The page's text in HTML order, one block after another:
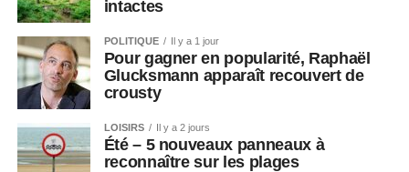
intactes
POLITIQUE Il y a 1 jour
Pour gagner en popularité, Raphaël
Glucksmann apparaît recouvert de
crousty
LOISIRS Il y a 2 jours
Été – 5 nouveaux panneaux à
reconnaître sur les plages